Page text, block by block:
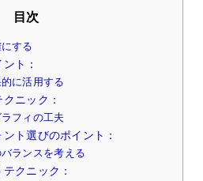
目次
する
ト：
に活用する
ニック：
フィの工夫
ト選びのポイント：
ランスを考える
クニック：